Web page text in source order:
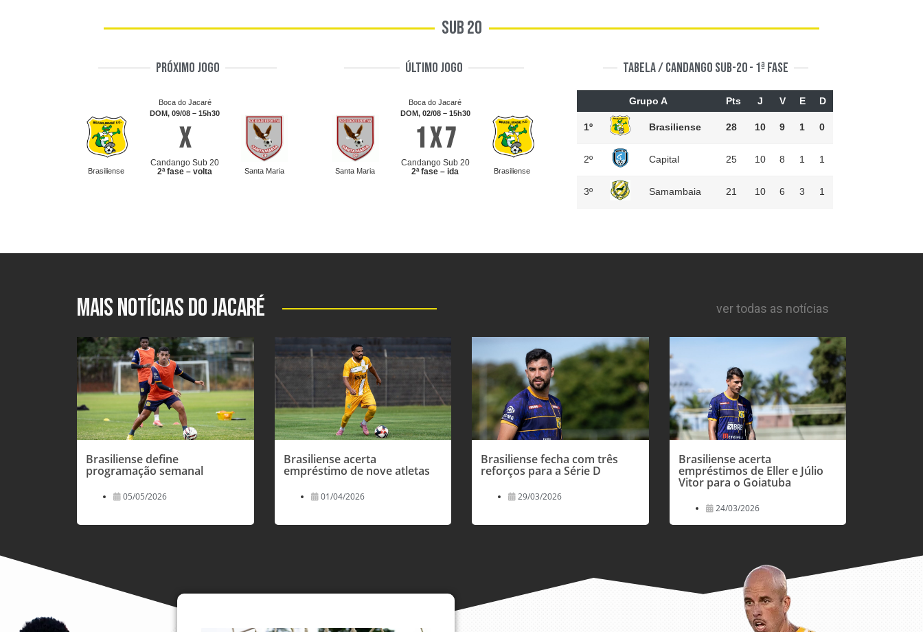
Sub 20
Próximo jogo
Brasiliense
Boca do Jacaré
DOM, 09/08 – 15h30
x
Candango Sub 20
2ª fase – volta
Santa Maria
Último jogo
Santa Maria
Boca do Jacaré
DOM, 02/08 – 15h30
1 x 7
Candango Sub 20
2ª fase – ida
Brasiliense
Tabela / Candango SUB-20 - 1ª fase
Grupo A Pts J V E D
1º Brasiliense 28 10 9 1 0
2º Capital 25 10 8 1 1
3º Samambaia 21 10 6 3 1
Mais Notícias do Jacaré ver todas as notícias
Brasiliense define
programação semanal
05/05/2026
Brasiliense acerta
empréstimo de nove atletas
01/04/2026
Brasiliense fecha com três
reforços para a Série D
29/03/2026
Brasiliense acerta
empréstimos de Eller e Júlio
Vitor para o Goiatuba
24/03/2026